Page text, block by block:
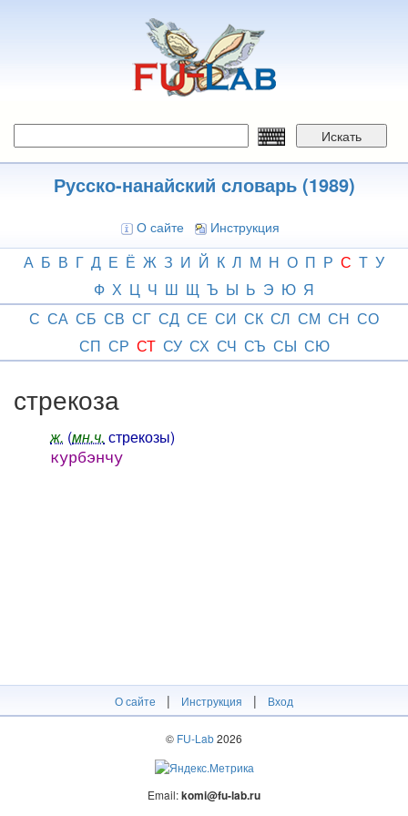
Искать
Русско-нанайский словарь (1989)
О сайте Инструкция
А Б В Г Д Е Ё Ж З И Й К Л М Н О П Р С Т У
Ф Х Ц Ч Ш Щ Ъ Ы Ь Э Ю Я
С СА СБ СВ СГ СД СЕ СИ СК СЛ СМ СН СО
СП СР СТ СУ СХ СЧ СЪ СЫ СЮ
стрекоза
ж. (мн.ч. стрекозы)
курбэнчу
О сайте | Инструкция | Вход
© FU-Lab2026
Email:komi@fu-lab.ru